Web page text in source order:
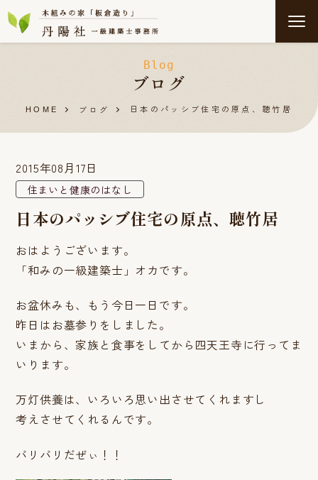
Blog
ブログ
HOME ブログ 日本のパッシブ住宅の原点、聴竹居
2015年08月17日
住まいと健康のはなし
日本のパッシブ住宅の原点、聴竹居
おはようございます。
「和みの一級建築士」オカです。
お盆休みも、もう今日一日です。
昨日はお墓参りをしました。
いまから、家族と食事をしてから四天王寺に行ってま
いります。
万灯供養は、いろいろ思い出させてくれますし
考えさせてくれるんです。
バリバリだぜぃ！！